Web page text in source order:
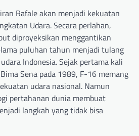
Rafale akan menjadi kekuatan
Udara. Secara perlahan,
diproyeksikan menggantikan
puluhan tahun menjadi tulang
Indonesia. Sejak pertama kali
Sena pada 1989, F-16 memang
udara nasional. Namun
pertahanan dunia membuat
langkah yang tidak bisa